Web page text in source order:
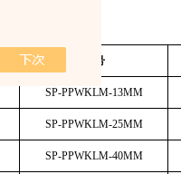
货号
SP-PPWKLM-13MM
SP-PPWKLM-25MM
SP-PPWKLM-40MM